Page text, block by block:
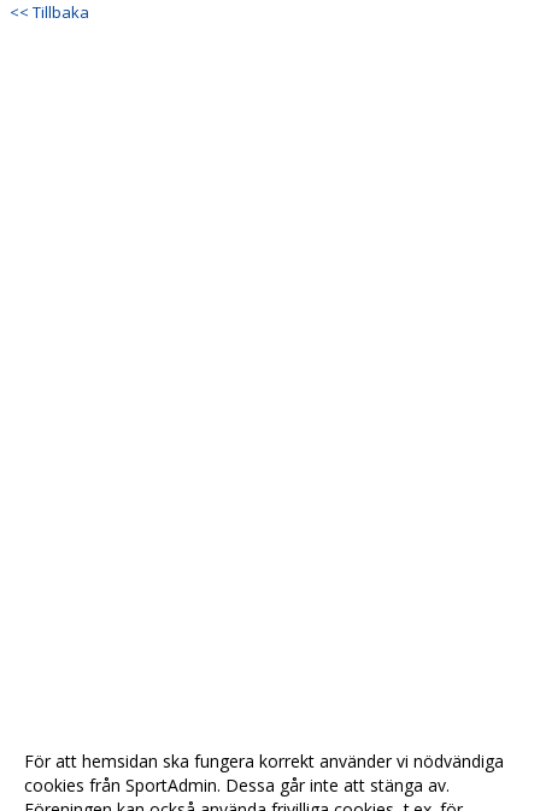
<< Tillbaka
För att hemsidan ska fungera korrekt använder vi nödvändiga
cookies från SportAdmin. Dessa går inte att stänga av.